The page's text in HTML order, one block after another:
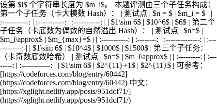
设第 $i$ 个字符串长度为 $m_i$。 本题评测由三个子任务构成：
第一个子任务（卡大模数 Hash）： | 测试点 | $n = $ | $m_i = $ | |
:-----------: | :-----------: | :-----------: | | $1\sim 6$ | $10^6$ | $6$ | 第二个
子任务（卡底数为偶数的自然溢出 Hash）： | 测试点 | $n=$ |
$m_i\approx$ | $m_{max}=$ | | :-----------: | :--------: | :--------------: | :---
---------: | | $1\sim 6$ | $10^4$ | $1000$ | $1500$ | 第三个子任务：
（卡奇数底数哈希） | 测试点 | $n=$ | $m_i\approx$ | | :---------: | :---
-----: | :------------: | | $1\sim 6$ | $2^{11}+1$ | $2^{11}$ | 可参考：
[https://codeforces.com/blog/entry/60442]
(https://codeforces.com/blog/entry/60442) 中文：
[https://xglight.netlify.app/posts/951dcf71/]
(https://xglight.netlify.app/posts/951dcf71/)